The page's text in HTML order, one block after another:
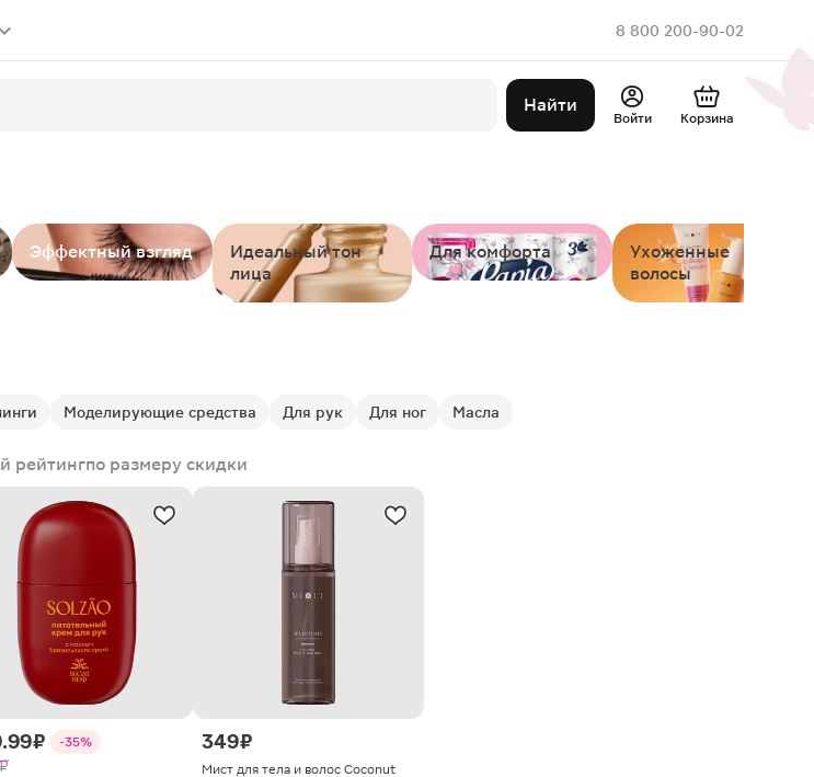
8 800 200-90-02
Найти
Войти Корзина
Эффектный взгляд
Идеальный тон
лица
Для комфорта
Ухоженные
волосы
Моделирующие средства Для рук Для ног Масла
рейтингпо размеру скидки
₽ -35% 349 ₽
Мист для тела и волос Coconut